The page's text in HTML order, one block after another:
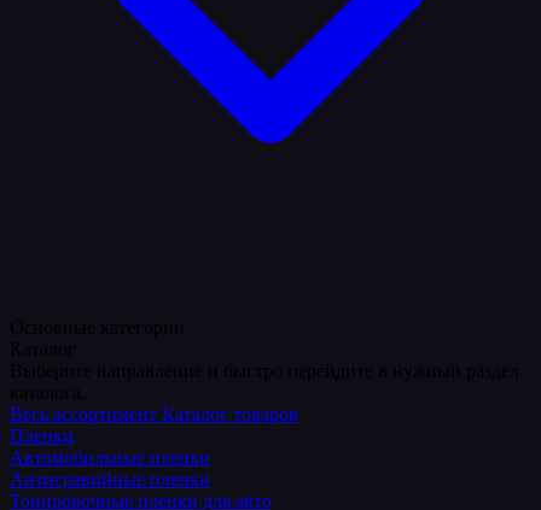
Весь ассортимент Каталог товаров
Пленки
Автомобильные пленки
Антигравийные пленки
Тонировочные пленки для авто